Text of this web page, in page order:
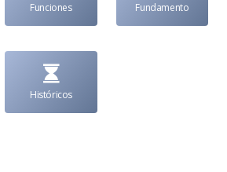
Funciones Fundamento
Históricos